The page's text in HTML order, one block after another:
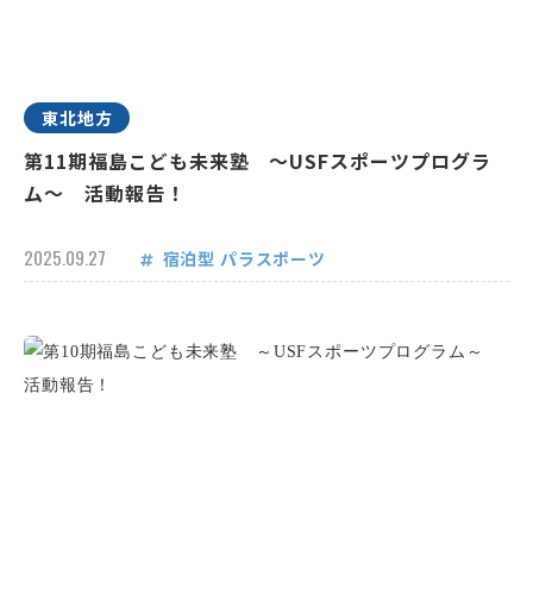
東北地方
第11期福島こども未来塾 ～USFスポーツプログラ
ム～ 活動報告！
2025.09.27 宿泊型 パラスポーツ